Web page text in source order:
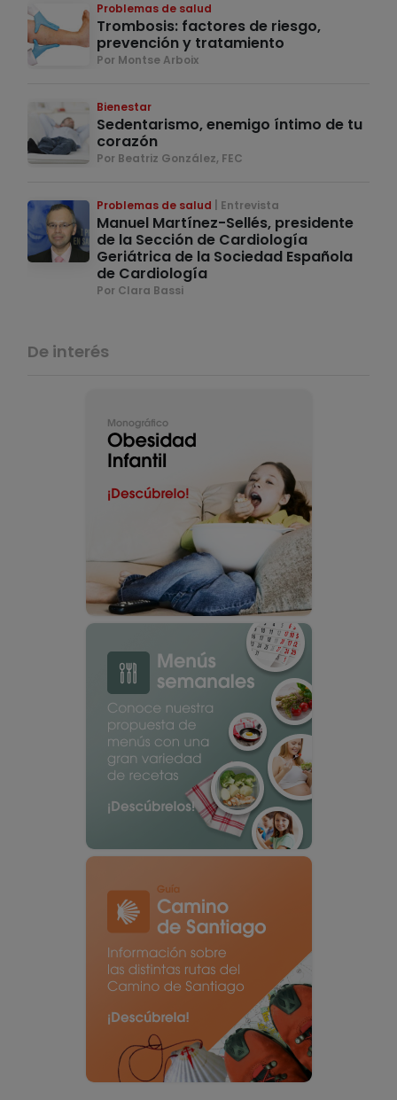
Problemas de salud
Trombosis: factores de riesgo,
prevención y tratamiento
Por Montse Arboix
Bienestar
Sedentarismo, enemigo íntimo de tu
corazón
Por Beatriz González, FEC
Problemas de salud Entrevista
Manuel Martínez-Sellés, presidente
de la Sección de Cardiología
Geriátrica de la Sociedad Española
de Cardiología
Por Clara Bassi
De interés